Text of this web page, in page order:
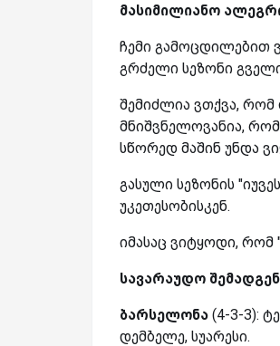
მასიმილიანო
ჩემი გამოცდილებით
გრძელი სეზონი
შემიძლია ვთქვა,
მნიშვნელოვანია,
სწორედ მაშინ უნდა
გასული სეზონის
უკეთესობისკენ.
იმასაც ვიტყოდი,
სავარაუდო
ბარსელონა (4-3-3):
დემბელე, სუარესი.